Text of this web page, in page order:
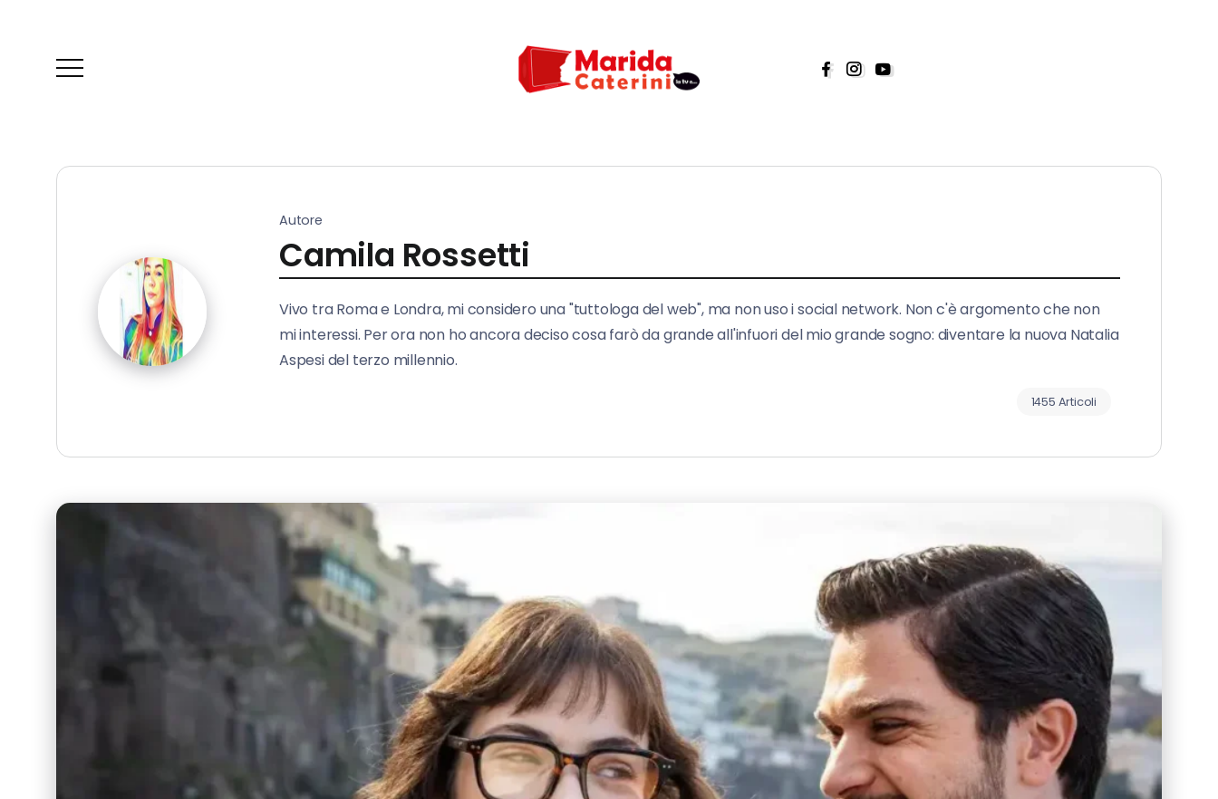
Autore
Camila Rossetti
Vivo tra Roma e Londra, mi considero una "tuttologa del web", ma non uso i social network. Non c'è argomento che non
mi interessi. Per ora non ho ancora deciso cosa farò da grande all'infuori del mio grande sogno: diventare la nuova Natalia
Aspesi del terzo millennio.
1455 Articoli